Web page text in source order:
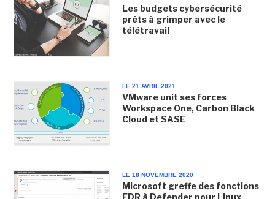
Les budgets cybersécurité
prêts à grimper avec le
télétravail
LE 21 AVRIL 2021
VMware unit ses forces
Workspace One, Carbon Black
Cloud et SASE
LE 18 NOVEMBRE 2020
Microsoft greffe des fonctions
EDR à Defender pour Linux